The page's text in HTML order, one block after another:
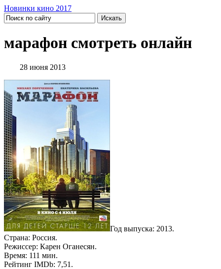
Новинки кино 2017
марафон смотреть онлайн
28 июня 2013
Год выпуска: 2013.
Страна: Россия.
Режиссер: Карен Оганесян.
Время: 111 мин.
Рейтинг IMDb: 7,51.